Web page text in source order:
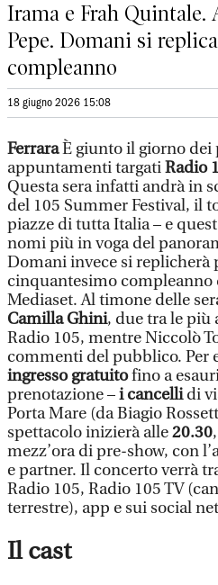
Irama e Frah Quintale.
Pepe. Domani si
compleanno
18 giugno 2026 15:08
FerraraÈ giunto il giorno
appuntamenti targatiRadio
Questa sera infatti andrà in
del 105 Summer Festival, il
piazze di tutta Italia – e
nomi più in voga del
Domani invece si replicherà
cinquantesimo compleanno
Mediaset. Al timone delle
Camilla Ghini, due tra le
Radio 105, mentre Niccolò
commenti del pubblico. Per
ingresso gratuitofino a
prenotazione –i cancellidi
Porta Mare (da Biagio
spettacolo inizierà alle20.30
mezz’ora di pre-show, con
e partner. Il concerto verrà
Radio 105, Radio 105 TV
terrestre), app e sui social
Il cast